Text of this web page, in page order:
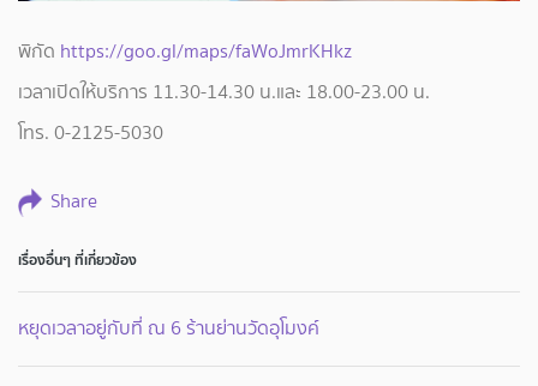
พิกัด https://goo.gl/maps/faWoJmrKHkz
เวลาเปิดให้บริการ 11.30-14.30 น.และ 18.00-23.00 น.
โทร. 0-2125-5030
Share
เรื่องอื่นๆ ที่เกี่ยวข้อง
หยุดเวลาอยู่กับที่ ณ 6 ร้านย่านวัดอุโมงค์